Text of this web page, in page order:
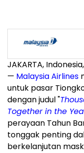
JAKARTA,
— Malaysia Airlines
untuk pasar
dengan judul "
Together in the
perayaan Tahun
tonggak penting
berkelanjutan